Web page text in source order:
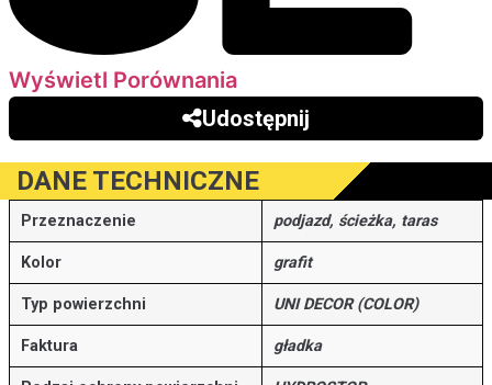
Wyświetl Porównania
Udostępnij
DANE TECHNICZNE
Przeznaczenie podjazd, ścieżka, taras
Kolor grafit
Typ powierzchni UNI DECOR (COLOR)
Faktura gładka